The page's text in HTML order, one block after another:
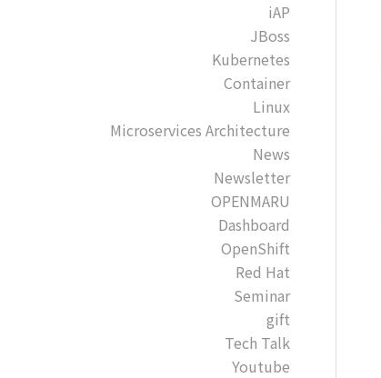
iAP
JBoss
Kubernetes
Container
Linux
Microservices Architecture
News
Newsletter
OPENMARU
Dashboard
OpenShift
Red Hat
Seminar
gift
Tech Talk
Youtube